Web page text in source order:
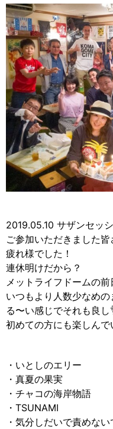
2019.05.10 サザンセッ
ご参加いただきました
疲れ様でした！
連休明けだから？
メットライフドームの前
いつもより人数少なめ
る〜い感じでそれも良し
初めての方にも楽しん
・いとしのエリー
・真夏の果実
・チャコの海岸物語
・TSUNAMI
・気分しだいで責めない